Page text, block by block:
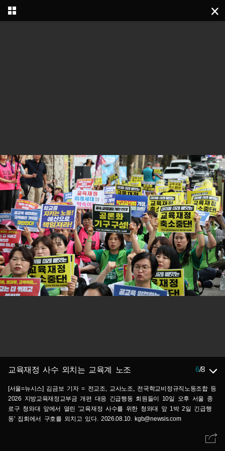
교육재정 사수 외치는 교육계 노조 6/8
[서울=뉴시스] 김금보 기자 = 전교조, 교사노조, 전국학교비정규직노동조합 등
2026 지방교육재정교부금 개편 대응 긴급행동 회원들이 10일 오후 서울 종
로구 청와대 앞에서 열린 '교육재정 사수를 위한 청와대 앞 1박 2일 긴급행
동' 집회에서 구호를 외치고 있다. 2026.08.10. kgb@newsis.com